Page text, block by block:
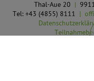
Thal-Aue 20
Tel: +43 (4855) 8111